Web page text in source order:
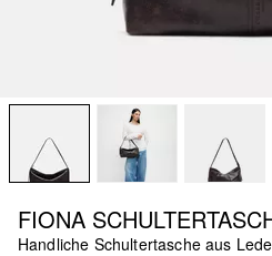
FIONA
Handliche Schultertasche aus